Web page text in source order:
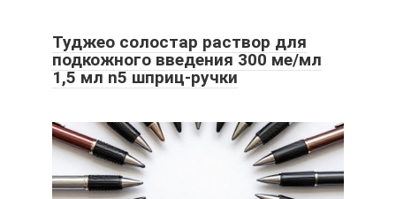
Туджео солостар раствор для
подкожного введения 300 ме/мл
1,5 мл n5 шприц-ручки